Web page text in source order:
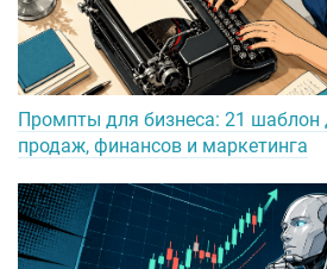
Промпты для бизнеса: 21 шаблон
продаж, финансов и маркетинга